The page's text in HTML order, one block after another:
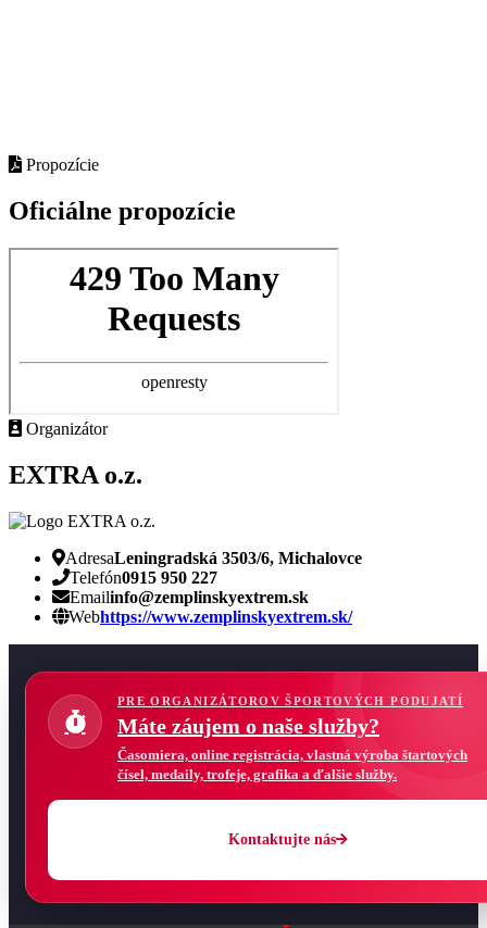
premium bootstrap themes
Propozície
Oficiálne propozície
Organizátor
EXTRA o.z.
AdresaLeningradská 3503/6, Michalovce
Telefón0915 950 227
Emailinfo@zemplinskyextrem.sk
Webhttps://www.zemplinskyextrem.sk/
PRE ORGANIZÁTOROV ŠPORTOVÝCH PODUJATÍ
Máte záujem o naše služby?
Časomiera, online registrácia, vlastná výroba štartových
čísel, medaily, trofeje, grafika a ďalšie služby.
Kontaktujte nás